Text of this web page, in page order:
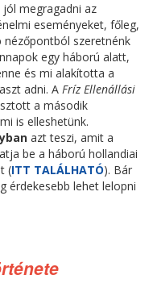
megragadni az
eseményeket, főleg,
szeretnénk
egy háború alatt,
és mi alakította a
adni. A Fríz Ellenállási
a második
is elleshetünk.
azt teszi, amit a
be a háború hollandiai
(ITT TALÁLHATÓ). Bár
érdekesebb lehet lelopni